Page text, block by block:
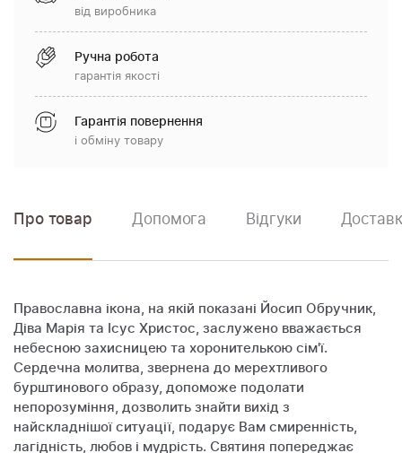
від виробника
Ручна робота
гарантія якості
Гарантія повернення
і обміну товару
Про товар Допомога Відгуки
Православна ікона, на якій показані Йосип Обручник,
Діва Марія та Ісус Христос, заслужено вважається
небесною захисницею та хоронителькою сім'ї.
Сердечна молитва, звернена до мерехтливого
бурштинового образу, допоможе подолати
непорозуміння, дозволить знайти вихід з
найскладнішої ситуації, подарує Вам смиренність,
лагідність, любов і мудрість. Святиня попереджає